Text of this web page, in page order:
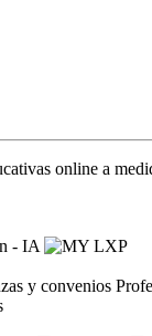
online a
- IA
y convenios